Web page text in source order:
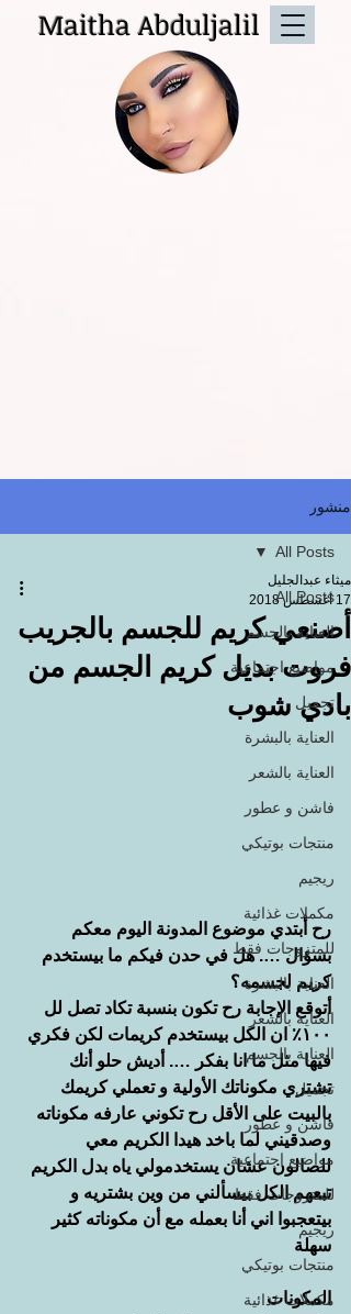
Maitha Abduljalil
منشور
All Posts
العناية بالجسم
مواضيع اجتماعية
تجميل
العناية بالبشرة
العناية بالشعر
فاشن و عطور
منتجات بوتيكي
ريجيم
مكملات غذائية
للمتزوجات فقط
العناية بالبشرة
العناية بالشعر
العناية بالجسم
تجميل
فاشن و عطور
مواضيع اجتماعية
للمتزوجات فقط
ريجيم
منتجات بوتيكي
مكملات غذائية
All Posts
أصنعي كريم للجسم بالجريب
فروت بديل كريم الجسم من
بادي شوب
ميثاء عبدالجليل
17 أغسطس 2018
رح أبتدي موضوع المدونة اليوم معكم
بسؤال …. هل في حدن فيكم ما بيستخدم
كريم لجسمه؟
أتوقع الإجابة رح تكون بنسبة تكاد تصل لل
١٠٠٪ ان الكل بيستخدم كريمات لكن فكري
فيها مثل ما انا بفكر …. أديش حلو أنك
تشتري مكوناتك الأولية و تعملي كريمك
بالبيت على الأقل رح تكوني عارفه مكوناته
وصدقيني لما باخد هيدا الكريم معي
للصالون عشان يستخدمولي ياه بدل الكريم
تبعهم الكل بيسألني من وين بشتريه و
بيتعجبوا اني أنا بعمله مع أن مكوناته كثير
سهلة
المكونات